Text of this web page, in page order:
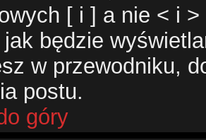
[ i ] a nie < i
będzie
w przewodniku,
postu.
góry